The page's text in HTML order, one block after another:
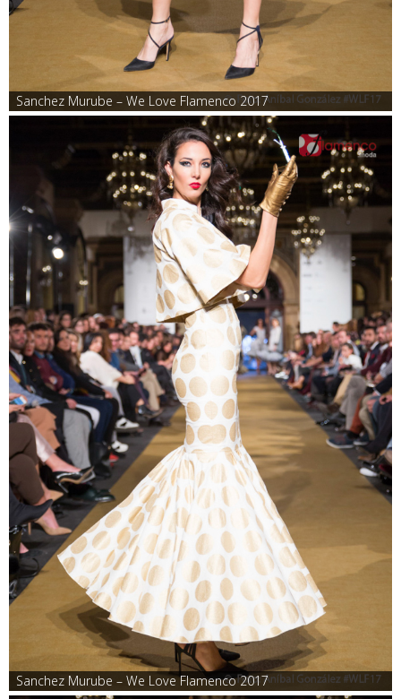
Sanchez Murube – We Love Flamenco 2017
Sanchez Murube – We Love Flamenco 2017